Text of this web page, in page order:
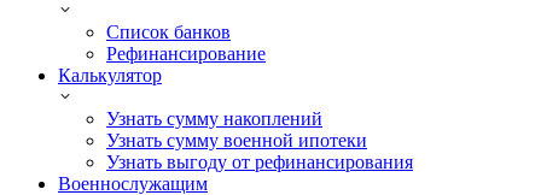
Список банков
Рефинансирование
Калькулятор
Узнать сумму накоплений
Узнать сумму военной ипотеки
Узнать выгоду от рефинансирования
Военнослужащим